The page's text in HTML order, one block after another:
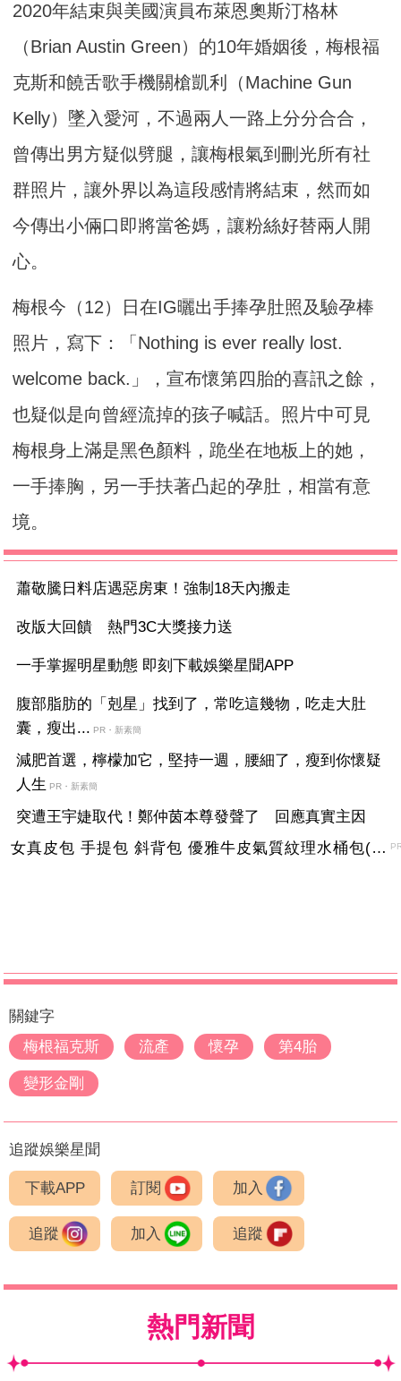
2020年結束與美國演員布萊恩奧斯汀格林
（Brian Austin Green）的10年婚姻後，梅根福
克斯和饒舌歌手機關槍凱利（Machine Gun
Kelly）墜入愛河，不過兩人一路上分分合合，
曾傳出男方疑似劈腿，讓梅根氣到刪光所有社
群照片，讓外界以為這段感情將結束，然而如
今傳出小倆口即將當爸媽，讓粉絲好替兩人開
心。
梅根今（12）日在IG曬出手捧孕肚照及驗孕棒
照片，寫下：「Nothing is ever really lost.
welcome back.」，宣布懷第四胎的喜訊之餘，
也疑似是向曾經流掉的孩子喊話。照片中可見
梅根身上滿是黑色顏料，跪坐在地板上的她，
一手捧胸，另一手扶著凸起的孕肚，相當有意
境。
蕭敬騰日料店遇惡房東！強制18天內搬走
改版大回饋 熱門3C大獎接力送
一手掌握明星動態 即刻下載娛樂星聞APP
腹部脂肪的「剋星」找到了，常吃這幾物，吃走大肚
囊，瘦出... PR・新素簡
減肥首選，檸檬加它，堅持一週，腰細了，瘦到你懷疑
人生 PR・新素簡
突遭王宇婕取代！鄭仲茵本尊發聲了 回應真實主因
女真皮包 手提包 斜背包 優雅牛皮氣質紋理水桶包(2色)【XBO7950112】＊艾美時尚(現+預)
關鍵字
梅根福克斯
流產 懷孕 第4胎
變形金剛
追蹤娛樂星聞
下載APP 訂閱 加入
追蹤 加入 追蹤
熱門新聞